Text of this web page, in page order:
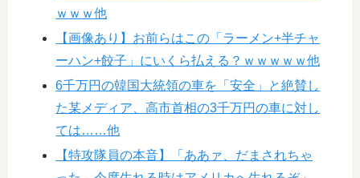
ｗｗｗ他
【画像あり】お前らはこの「ラーメン+半チャ
ーハン+餃子」にいくら払える？ｗｗｗｗｗ他
6千万円の韓国大統領の車を「安全」と絶賛し
た某メディア、高市首相の3千万円の車に対し
ては……他
【特攻隊員の本音】「ああァ、だまされちゃ